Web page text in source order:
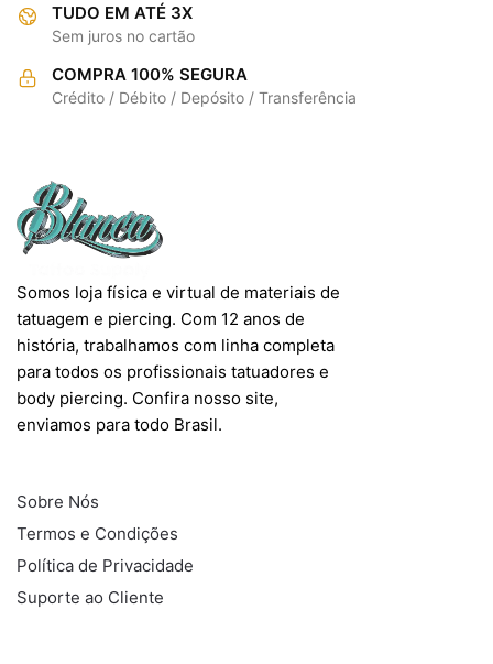
TUDO EM ATÉ 3X
Sem juros no cartão
COMPRA 100% SEGURA
Crédito / Débito / Depósito / Transferência
Somos loja física e virtual de materiais de
tatuagem e piercing. Com 12 anos de
história, trabalhamos com linha completa
para todos os profissionais tatuadores e
body piercing. Confira nosso site,
enviamos para todo Brasil.
Sobre Nós
Termos e Condições
Política de Privacidade
Suporte ao Cliente